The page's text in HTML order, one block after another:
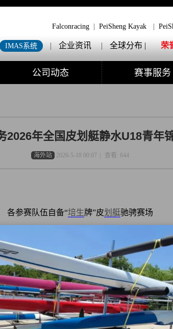
Falconracing PeiSheng Kayak
IMAS系统 | 企业资讯 | 全球分布 | 荣
公司动态 赛事服务
2026年全国皮划艇静水U18青年
海外站 2026-5-18 00:07 查看: 644
各参赛队伍自备“培生牌”皮划艇驰骋赛场